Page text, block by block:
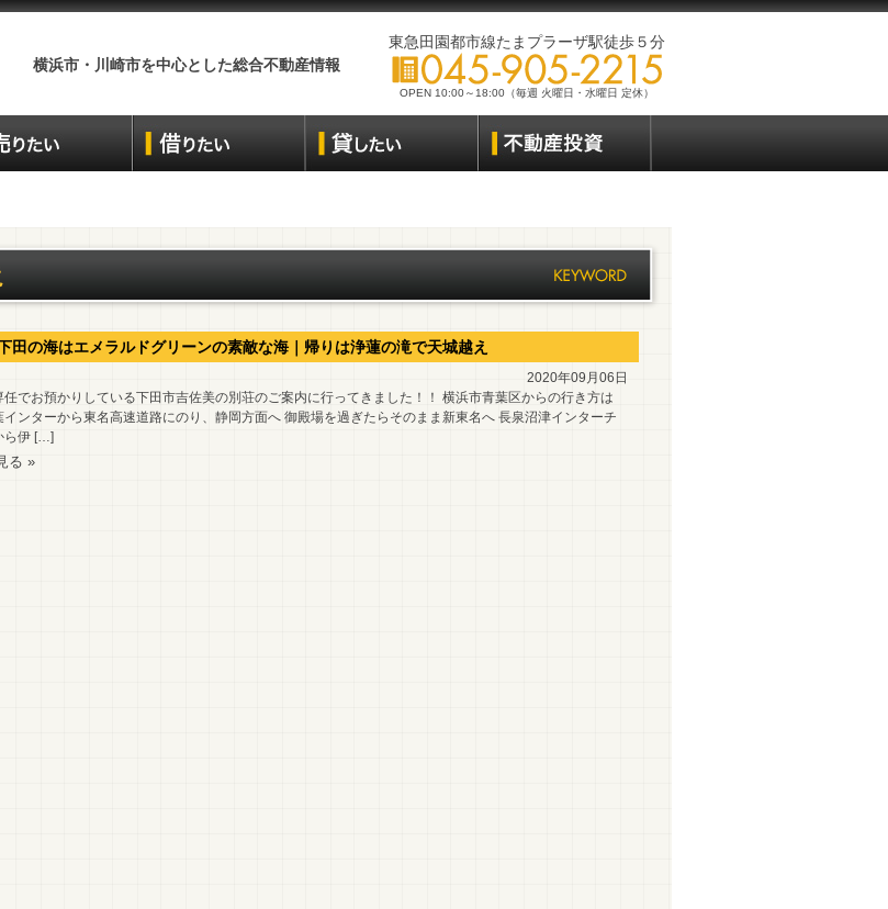
横浜市・川崎市を中心とした総合不動産情報
東急田園都市線たまプラーザ駅徒歩５分
OPEN 10:00～18:00（毎週 火曜日・水曜日 定休）
田の海はエメラルドグリーンの素敵な海｜帰りは浄蓮の滝で天城越え
2020年09月06日
任でお預かりしている下田市吉佐美の別荘のご案内に行ってきました！！ 横浜市青葉区からの行き方は
インターから東名高速道路にのり、静岡方面へ 御殿場を過ぎたらそのまま新東名へ 長泉沼津インターチ
ら伊 […]
る »